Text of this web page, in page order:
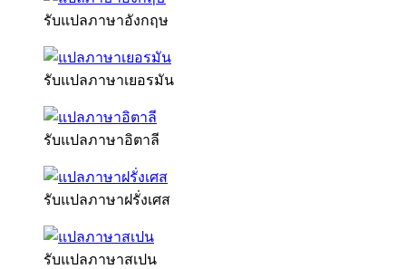
รับแปลภาษาอังกฤษ
รับแปลภาษาเยอรมัน
รับแปลภาษาอิตาลี
รับแปลภาษาฝรั่งเศส
รับแปลภาษาสเปน